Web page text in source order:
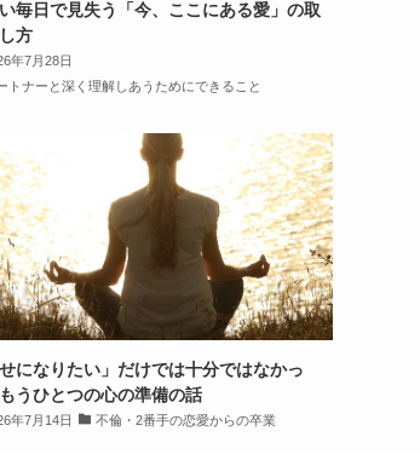
毎日で見失う「今、ここにある愛」の取
方
年7月28日
トナーと深く理解しあうためにできること
せになりたい」だけでは十分ではなかっ
うひとつの心の準備の話
年7月14日 不倫・2番手の恋愛からの卒業